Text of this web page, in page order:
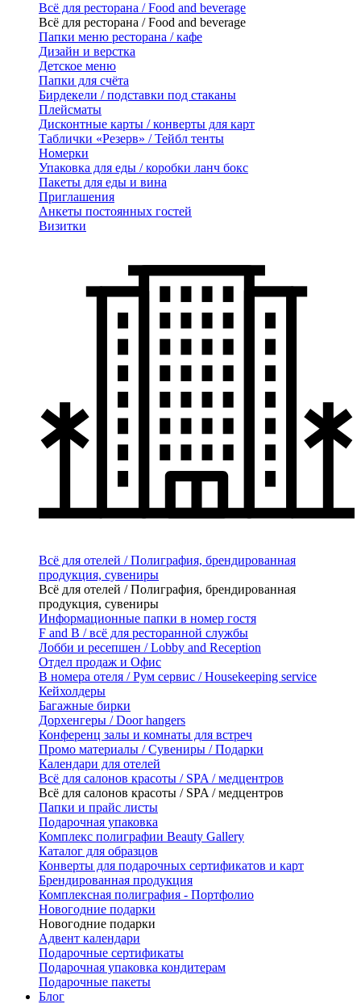
Всё для ресторана / Food and beverage
Всё для ресторана / Food and beverage
Папки меню ресторана / кафе
Дизайн и верстка
Детское меню
Папки для счёта
Бирдекели / подставки под стаканы
Плейсматы
Дисконтные карты / конверты для карт
Таблички «Резерв» / Тейбл тенты
Номерки
Упаковка для еды / коробки ланч бокс
Пакеты для еды и вина
Приглашения
Анкеты постоянных гостей
Визитки
Всё для отелей / Полиграфия, брендированная
продукция, сувениры
Всё для отелей / Полиграфия, брендированная
продукция, сувениры
Информационные папки в номер гостя
F and B / всё для ресторанной службы
Лобби и ресепшен / Lobby and Reception
Отдел продаж и Офис
В номера отеля / Рум сервис / Housekeeping service
Кейхолдеры
Багажные бирки
Дорхенгеры / Door hangers
Конференц залы и комнаты для встреч
Промо материалы / Сувениры / Подарки
Календари для отелей
Всё для салонов красоты / SPA / медцентров
Всё для салонов красоты / SPA / медцентров
Папки и прайс листы
Подарочная упаковка
Комплекс полиграфии Beauty Gallery
Каталог для образцов
Конверты для подарочных сертификатов и карт
Брендированная продукция
Комплексная полиграфия - Портфолио
Новогодние подарки
Новогодние подарки
Адвент календари
Подарочные сертификаты
Подарочная упаковка кондитерам
Подарочные пакеты
Блог